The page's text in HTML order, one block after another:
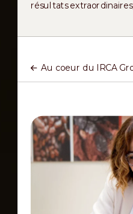
résultats
Au coeur du IRCA